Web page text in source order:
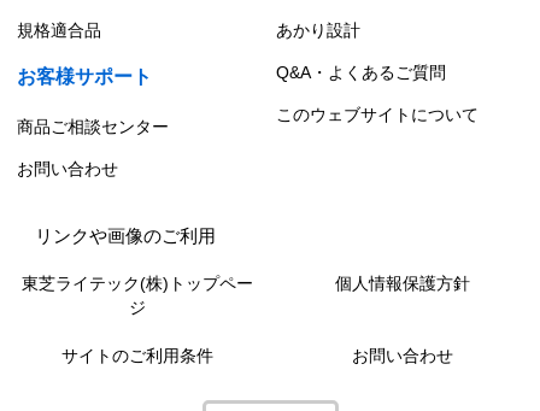
規格適合品 あかり設計
お客様サポート Q&A・よくあるご質問
商品ご相談センター
このウェブサイトについて
お問い合わせ
リンクや画像のご利用
東芝ライテック(株)トップペー
ジ
個人情報保護方針
サイトのご利用条件 お問い合わせ